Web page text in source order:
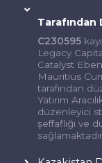
C230595
Legacy
Catalyst
Mauritius
tarafından
Yatırım
düzenleyici
şeffaflığı ve
sağlamaktadır.